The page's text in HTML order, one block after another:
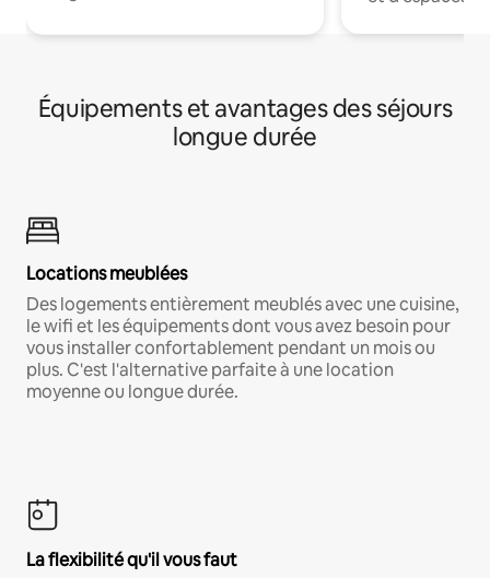
Équipements et avantages des séjours
longue durée
Locations meublées
Des logements entièrement meublés avec une cuisine,
le wifi et les équipements dont vous avez besoin pour
vous installer confortablement pendant un mois ou
plus. C'est l'alternative parfaite à une location
moyenne ou longue durée.
La flexibilité qu'il vous faut